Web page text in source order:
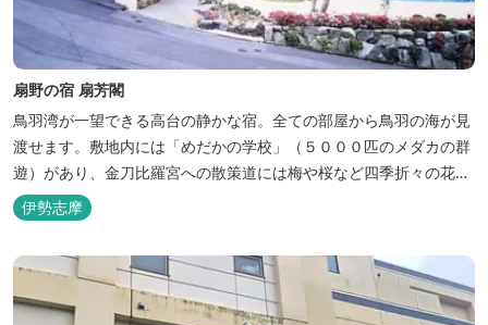
扇野の宿 扇芳閣
鳥羽湾が一望できる高台の静かな宿。全ての部屋から鳥羽の海が見
渡せます。敷地内には「めだかの学校」（５０００匹のメダカの群
遊）があり、金刀比羅宮への散策道には梅や桜など四季折々の花が
咲き誇り、ここ扇野ならではの懐かしい風景と感動に出会うことが
出来ます。 扇野温泉”初蕾の湯”では、水琴窟の音に耳をすませてみ
てください。ユニバーサルルーム、露天風呂付客室もあります。
伊勢志摩